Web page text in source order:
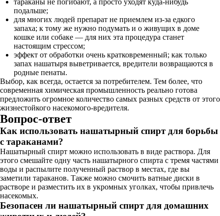
тараканы не погибают, а просто уходят куда-нибудь
подальше;
для многих людей препарат не приемлем из-за едкого
запаха; к тому же нужно подумать и о живущих в доме
кошке или собаке — для них эта процедура станет
настоящим стрессом;
эффект от обработки очень кратковременный; как только
запах нашатыря выветривается, вредители возвращаются в
родные пенаты.
Выбор, как всегда, остается за потребителем. Тем более, что
современная химическая промышленность реально готова
предложить огромное количество самых разных средств от этого
жизнестойкого насекомого-вредителя.
Вопрос-ответ
Как использовать нашатырный спирт для борьбы
с тараканами?
Нашатырный спирт можно использовать в виде раствора. Для
этого смешайте одну часть нашатырного спирта с тремя частями
воды и распылите полученный раствор в местах, где вы
заметили тараканов. Также можно смочить ватные диски в
растворе и разместить их в укромных уголках, чтобы привлечь
насекомых.
Безопасен ли нашатырный спирт для домашних